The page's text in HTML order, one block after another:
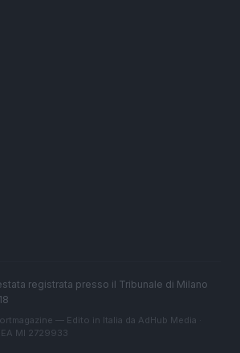
registrata presso il Tribunale di Milano
— Edito in Italia da AdHub Media
MI 2729933